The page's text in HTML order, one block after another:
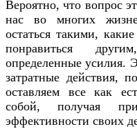
Вероятно, что вопрос
нас во многих
остаться такими,
понравиться
определенные усилия.
затратные действия,
оставляем все как
собой, получая
эффективности своих